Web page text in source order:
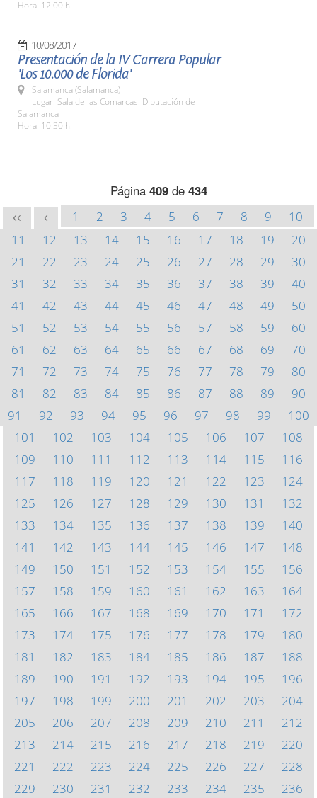
Hora: 12:00 h.
10/08/2017
Presentación de la IV Carrera Popular
'Los 10.000 de Florida'
Salamanca (Salamanca)
Lugar: Sala de las Comarcas. Diputación de
Salamanca
Hora: 10:30 h.
Página 409de 434
<< < 1 2 3 4 5 6 7 8 9
10
11
12 13 14 15 16 17 18 19
20
21
22 23 24 25 26 27 28 29
30
31
32 33 34 35 36 37 38 39
40
41
42 43 44 45 46 47 48 49
50
51
52 53 54 55 56 57 58 59
60
61
62 63 64 65 66 67 68 69
70
71
72 73 74 75 76 77 78 79
80
81
82 83 84 85 86 87 88 89
90
91
92 93 94 95 96 97 98 99
100
101
102 103 104 105 106 107
108
109
110 111 112 113 114 115
116
117
118 119 120 121 122 123
124
125
126 127 128 129 130 131
132
133
134 135 136 137 138 139
140
141
142 143 144 145 146 147
148
149
150 151 152 153 154 155
156
157
158 159 160 161 162 163
164
165
166 167 168 169 170 171
172
173
174 175 176 177 178 179
180
181
182 183 184 185 186 187
188
189
190 191 192 193 194 195
196
197
198 199 200 201 202 203
204
205
206 207 208 209 210 211
212
213
214 215 216 217 218 219
220
221
222 223 224 225 226 227
228
229
230 231 232 233 234 235
236